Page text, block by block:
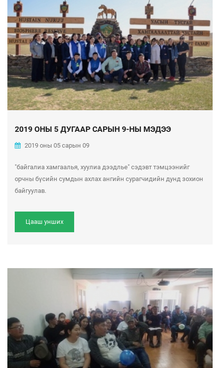
2019 ОНЫ 5 ДУГААР САРЫН 9-НЫ МЭДЭЭ
2019 оны 05 сарын 09
"байгалиа хамгаалья, хуулиа дээдлье" сэдэвт тэмцээнийг
орчны бүсийн сумдын ахлах ангийн сурагчидийн дунд зохион
байгуулав.
Цааш унших